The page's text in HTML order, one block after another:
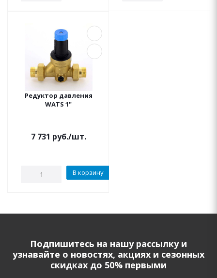
Редуктор давления
WATS 1"
7 731 руб./шт.
В корзину
Подпишитесь на нашу рассылку и
узнавайте о новостях, акциях и сезонных
скидках до 50% первыми